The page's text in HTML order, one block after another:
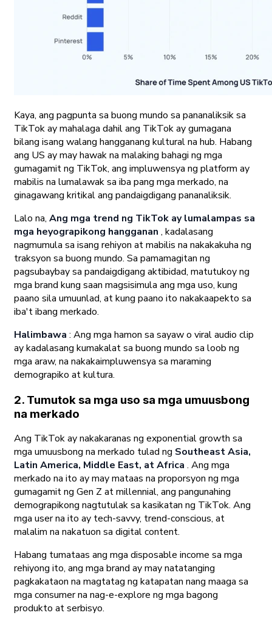
Kaya, ang pagpunta sa buong mundo sa pananaliksik sa
TikTok ay mahalaga dahil ang TikTok ay gumagana
bilang isang walang hangganang kultural na hub. Habang
ang US ay may hawak na malaking bahagi ng mga
gumagamit ng TikTok, ang impluwensya ng platform ay
mabilis na lumalawak sa iba pang mga merkado, na
ginagawang kritikal ang pandaigdigang pananaliksik.
Lalo na, Ang mga trend ng TikTok ay lumalampas sa
mga heyograpikong hangganan , kadalasang
nagmumula sa isang rehiyon at mabilis na nakakakuha ng
traksyon sa buong mundo. Sa pamamagitan ng
pagsubaybay sa pandaigdigang aktibidad, matutukoy ng
mga brand kung saan magsisimula ang mga uso, kung
paano sila umuunlad, at kung paano ito nakakaapekto sa
iba't ibang merkado.
Halimbawa : Ang mga hamon sa sayaw o viral audio clip
ay kadalasang kumakalat sa buong mundo sa loob ng
mga araw, na nakakaimpluwensya sa maraming
demograpiko at kultura.
2. Tumutok sa mga uso sa mga umuusbong
na merkado
Ang TikTok ay nakakaranas ng exponential growth sa
mga umuusbong na merkado tulad ng Southeast Asia,
Latin America, Middle East, at Africa . Ang mga
merkado na ito ay may mataas na proporsyon ng mga
gumagamit ng Gen Z at millennial, ang pangunahing
demograpikong nagtutulak sa kasikatan ng TikTok. Ang
mga user na ito ay tech-savvy, trend-conscious, at
malalim na nakatuon sa digital content.
Habang tumataas ang mga disposable income sa mga
rehiyong ito, ang mga brand ay may natatanging
pagkakataon na magtatag ng katapatan nang maaga sa
mga consumer na nag-e-explore ng mga bagong
produkto at serbisyo.